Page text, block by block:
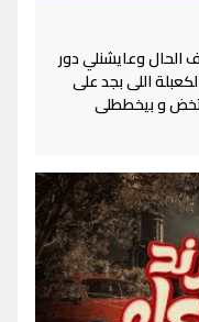
الحال وعايشنلي دور
اللى بجد على
تخض و بيخططلى